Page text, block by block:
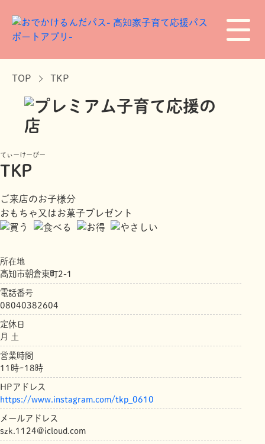
TOP TKP
てぃーけーぴー
TKP
ご来店のお子様分
おもちゃ又はお菓子プレゼント
所在地
高知市朝倉東町2-1
電話番号
08040382604
定休日
月 土
営業時間
11時~18時
HPアドレス
https://www.instagram.com/tkp_0610
メールアドレス
szk.1124@icloud.com